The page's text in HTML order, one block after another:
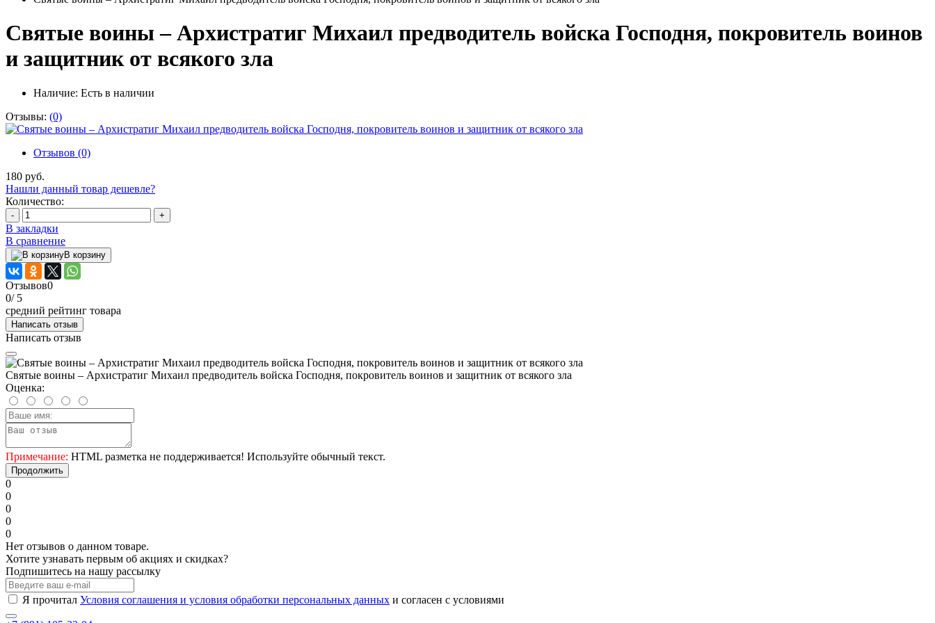
Святые воины – Архистратиг Михаил предводитель войска Господня, покровитель воинов
и защитник от всякого зла
Наличие: Есть в наличии
Отзывы: (0)
Отзывов (0)
180 руб.
Нашли данный товар дешевле?
Количество:
- +
В закладки
В сравнение
В корзину
Отзывов0
0/ 5
средний рейтинг товара
Написать отзыв
Написать отзыв
Святые воины – Архистратиг Михаил предводитель войска Господня, покровитель воинов и защитник от всякого зла
Оценка:
Примечание: HTML разметка не поддерживается! Используйте обычный текст.
Продолжить
0
0
0
0
0
Нет отзывов о данном товаре.
Хотите узнавать первым об акциях и скидках?
Подпишитесь на нашу рассылку
Я прочитал Условия соглашения и условия обработки персональных данных и согласен с условиями